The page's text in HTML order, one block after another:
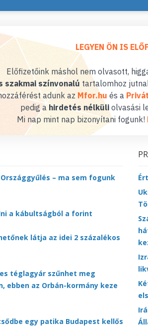
LEGYEN ÖN IS
Előfizetőink máshol nem olvasott,
szakmai színvonalú tartalomhoz
adunk az Mfor.hu és a
pedig ahirdetés nélküliolvasási
Mi nap mint nap bizonyítani fogunk!
– ma sem fogunk
a kábultságból a forint
látja az idei 2 százalékos
téglagyár szűnhet meg
ebben az Orbán-kormány keze
egy patika Budapest kellős